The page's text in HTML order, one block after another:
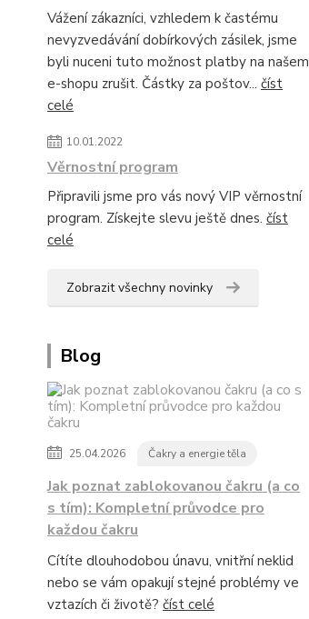
Vážení zákazníci, vzhledem k častému
nevyzvedávání dobírkových zásilek, jsme
byli nuceni tuto možnost platby na našem
e-shopu zrušit. Částky za poštov... číst
celé
10.01.2022
Věrnostní program
Připravili jsme pro vás nový VIP věrnostní
program. Získejte slevu ještě dnes. číst
celé
Zobrazit všechny novinky
Blog
25.04.2026 Čakry a energie těla
Jak poznat zablokovanou čakru (a co
s tím): Kompletní průvodce pro
každou čakru
Cítíte dlouhodobou únavu, vnitřní neklid
nebo se vám opakují stejné problémy ve
vztazích či životě? číst celé